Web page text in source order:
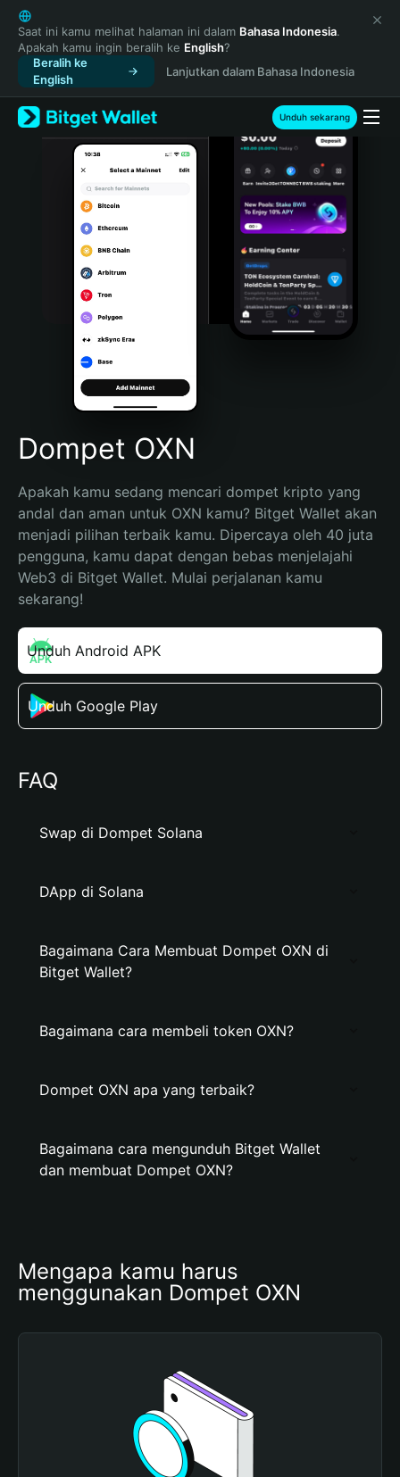
English
日本語
Tiếng Việt
Русский
Español (Latinoamérica)
Türkçe
Italiano
Português (Portugal)
Bahasa Indonesia
Português (Brasil)
Español (Argentina)
Saat ini kamu melihat halaman ini dalam Bahasa Indonesia.
Apakah kamu ingin beralih ke English?
Beralih ke
English
Lanjutkan dalam Bahasa Indonesia
Unduh sekarang
Dompet OXN
Apakah kamu sedang mencari dompet kripto yang
andal dan aman untuk OXN kamu? Bitget Wallet akan
menjadi pilihan terbaik kamu. Dipercaya oleh 40 juta
pengguna, kamu dapat dengan bebas menjelajahi
Web3 di Bitget Wallet. Mulai perjalanan kamu
sekarang!
Unduh Android APK
Unduh Google Play
FAQ
Swap di Dompet Solana
DApp di Solana
Bagaimana Cara Membuat Dompet OXN di
Bitget Wallet?
Bagaimana cara membeli token OXN?
Dompet OXN apa yang terbaik?
Bagaimana cara mengunduh Bitget Wallet
dan membuat Dompet OXN?
Mengapa kamu harus
menggunakan Dompet OXN